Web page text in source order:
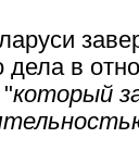
дела в
который